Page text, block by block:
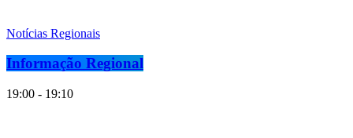
Notícias Regionais
Informação Regional
19:00 - 19:10